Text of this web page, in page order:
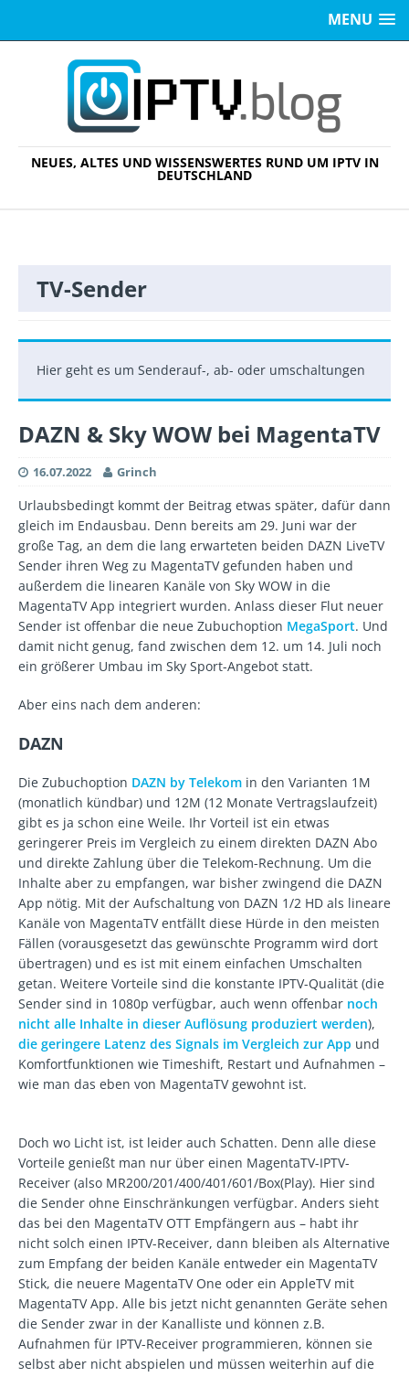
MENU
NEUES, ALTES UND WISSENSWERTES RUND UM IPTV IN
DEUTSCHLAND
TV-Sender
Hier geht es um Senderauf-, ab- oder umschaltungen
DAZN & Sky WOW bei MagentaTV
16.07.2022 Grinch
Urlaubsbedingt kommt der Beitrag etwas später, dafür dann
gleich im Endausbau. Denn bereits am 29. Juni war der
große Tag, an dem die lang erwarteten beiden DAZN LiveTV
Sender ihren Weg zu MagentaTV gefunden haben und
außerdem die linearen Kanäle von Sky WOW in die
MagentaTV App integriert wurden. Anlass dieser Flut neuer
Sender ist offenbar die neue Zubuchoption MegaSport. Und
damit nicht genug, fand zwischen dem 12. um 14. Juli noch
ein größerer Umbau im Sky Sport-Angebot statt.
Aber eins nach dem anderen:
DAZN
Die Zubuchoption DAZN by Telekom in den Varianten 1M
(monatlich kündbar) und 12M (12 Monate Vertragslaufzeit)
gibt es ja schon eine Weile. Ihr Vorteil ist ein etwas
geringerer Preis im Vergleich zu einem direkten DAZN Abo
und direkte Zahlung über die Telekom-Rechnung. Um die
Inhalte aber zu empfangen, war bisher zwingend die DAZN
App nötig. Mit der Aufschaltung von DAZN 1/2 HD als lineare
Kanäle von MagentaTV entfällt diese Hürde in den meisten
Fällen (vorausgesetzt das gewünschte Programm wird dort
übertragen) und es ist mit einem einfachen Umschalten
getan. Weitere Vorteile sind die konstante IPTV-Qualität (die
Sender sind in 1080p verfügbar, auch wenn offenbar noch
nicht alle Inhalte in dieser Auflösung produziert werden),
die geringere Latenz des Signals im Vergleich zur App und
Komfortfunktionen wie Timeshift, Restart und Aufnahmen –
wie man das eben von MagentaTV gewohnt ist.
Doch wo Licht ist, ist leider auch Schatten. Denn alle diese
Vorteile genießt man nur über einen MagentaTV-IPTV-
Receiver (also MR200/201/400/401/601/Box(Play). Hier sind
die Sender ohne Einschränkungen verfügbar. Anders sieht
das bei den MagentaTV OTT Empfängern aus – habt ihr
nicht solch einen IPTV-Receiver, dann bleiben als Alternative
zum Empfang der beiden Kanäle entweder ein MagentaTV
Stick, die neuere MagentaTV One oder ein AppleTV mit
MagentaTV App. Alle bis jetzt nicht genannten Geräte sehen
die Sender zwar in der Kanalliste und können z.B.
Aufnahmen für IPTV-Receiver programmieren, können sie
selbst aber nicht abspielen und müssen weiterhin auf die